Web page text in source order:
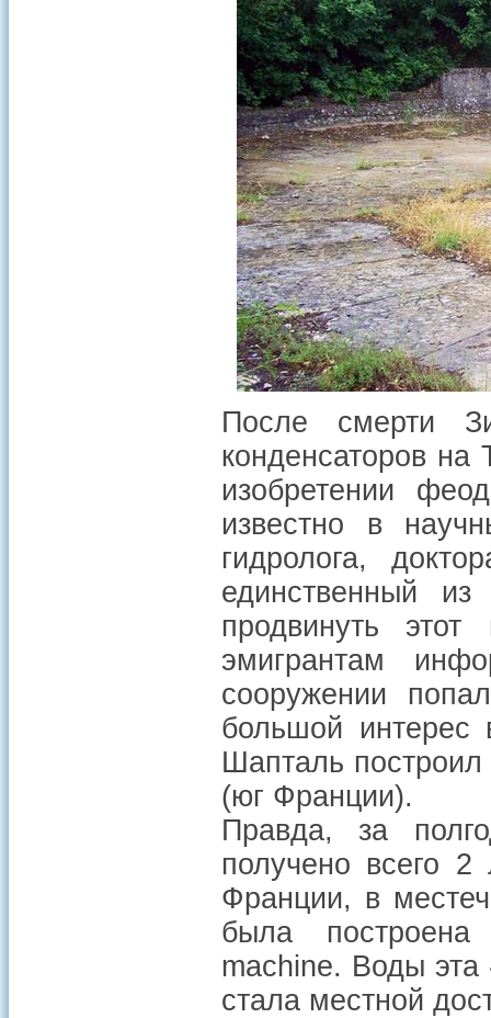
После смерти
конденсаторов на
изобретении
известно в
гидролога,
единственный
продвинуть
эмигрантам
сооружении
большой интерес
Шапталь построил
(юг Франции).
Правда, за
получено всего
Франции, в
была построена
machine. Воды
стала местной